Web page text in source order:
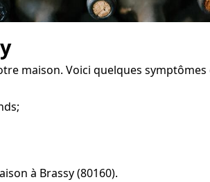
maison. Voici quelques
à Brassy (80160).